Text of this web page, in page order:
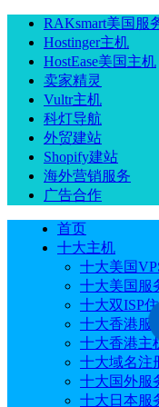
RAKsmart美国服
Hostinger主机
HostEase美国主机
卖家精灵
Vultr主机
科灯导航
外贸建站
Shopify建站
海外营销服务
广告合作
首页
十大主机
十大美国
十大美国服
十大双ISP
十大香港服
十大香港主
十大域名注
十大国外服
十大日本服
当前位置：首页 评测